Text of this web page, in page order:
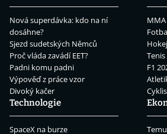
Nová superdávka: kdo na ní
dosáhne?
Sjezd sudetských Němců
Proč vláda zavádí EET?
Padni komu padni
Výpověď z práce vzor
Divoký kačer
MMA
F1
Technologie
SpaceX na burze